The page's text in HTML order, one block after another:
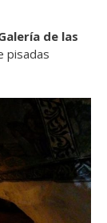
de las
pisadas